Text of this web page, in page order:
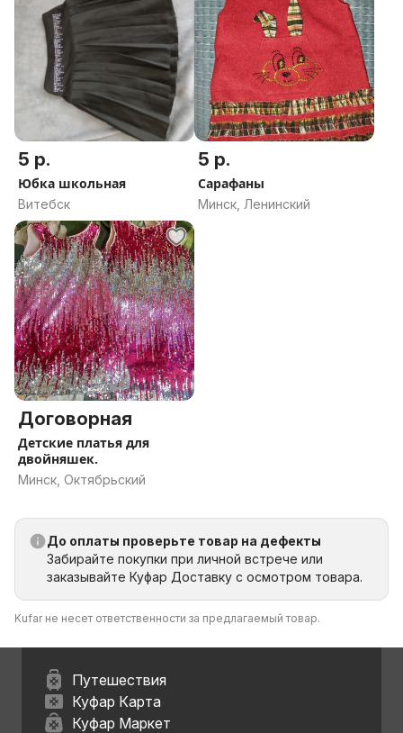
5 р.
Юбка школьная
Витебск
5 р.
Сарафаны
Минск, Ленинский
Договорная
Детские платья для
двойняшек.
Минск, Октябрьский
До оплаты проверьте товар на дефекты
Забирайте покупки при личной встрече или
заказывайте Куфар Доставку с осмотром товара.
Kufar не несет ответственности за предлагаемый товар.
Путешествия
Куфар Карта
Куфар Маркет